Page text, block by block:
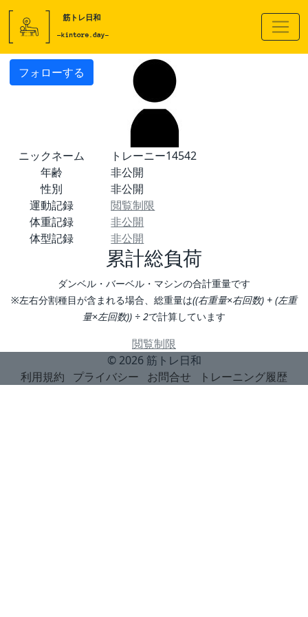
フォローする
ニックネーム
トレーニー14542
年齢
非公開
性別
非公開
運動記録
閲覧制限
体重記録
非公開
体型記録
非公開
累計総負荷
ダンベル・バーベル・マシンの合計重量です
※左右分割種目が含まれる場合、総重量は((右重量×右回数) + (左重
量×左回数)) ÷ 2で計算しています
閲覧制限
© 2026 筋トレ日和
利用規約
プライバシー お問合せ トレーニング履歴